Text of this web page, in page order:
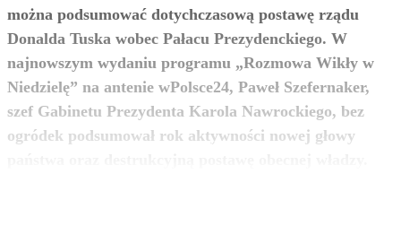
można podsumować dotychczasową postawę rządu
Donalda Tuska wobec Pałacu Prezydenckiego. W
najnowszym wydaniu programu „Rozmowa Wikły w
Niedzielę” na antenie wPolsce24, Paweł Szefernaker,
szef Gabinetu Prezydenta Karola Nawrockiego, bez
ogródek podsumował rok aktywności nowej głowy
zobacz więcej